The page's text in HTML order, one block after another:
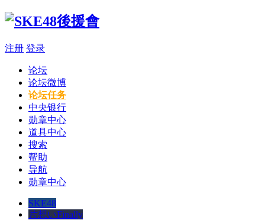
注册 登录
论坛
论坛微博
论坛任务
中央银行
勋章中心
道具中心
搜索
帮助
导航
勋章中心
SKE48
片想いFinally